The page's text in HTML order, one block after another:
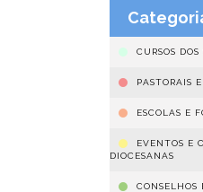
CURSOS
PASTORAIS
ESCOLAS E
EVENTOS E
DIOCESANAS
CONSELHOS